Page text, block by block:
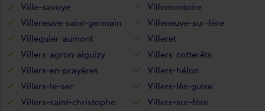
Ville-savoye
Villemontoire
Villeneuve-saint-germain
Villeneuve-sur-fère
Villequier-aumont
Villeret
Villers-agron-aiguizy
Villers-cotterêts
Villers-en-prayères
Villers-hélon
Villers-le-sec
Villers-lès-guise
Villers-saint-christophe
Villers-sur-fère